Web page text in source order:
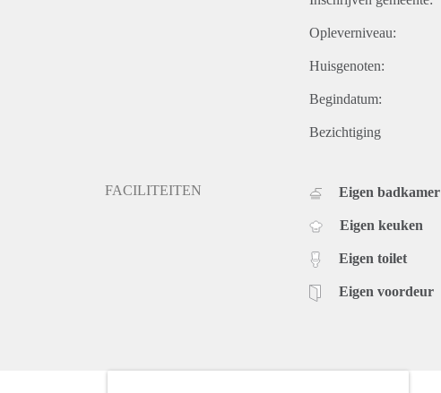
Opleverniveau:
Huisgenoten:
Begindatum:
Bezichtiging
FACILITEITEN Eigen badkamer
Eigen keuken
Eigen toilet
Eigen voordeur